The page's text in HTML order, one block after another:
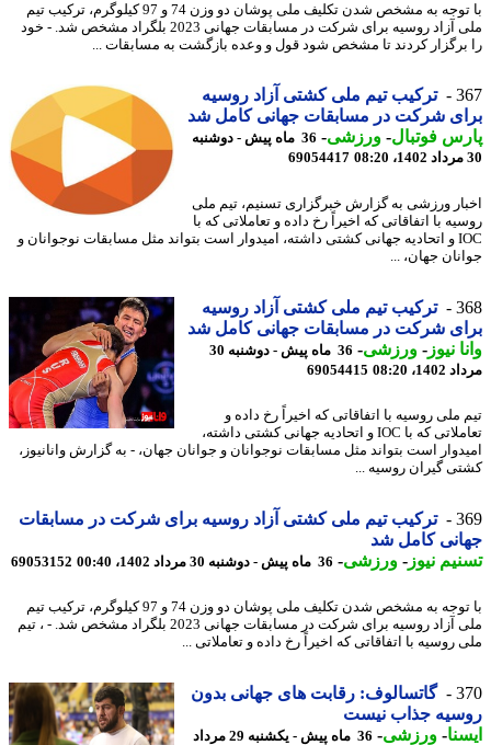
با توجه به مشخص شدن تکلیف ملی پوشان دو وزن 74 و 97 کیلوگرم، ترکیب تیم
ملی آزاد روسیه برای شرکت در مسابقات جهانی 2023 بلگراد مشخص شد. - خود
کردند تا مشخص شود قول و وعده بازگشت به مسابقات ...
ترکیب تیم ملی کشتی آزاد روسیه
شرکت در مسابقات جهانی کامل شد
فوتبال-ورزشی-
36 ماه پیش - دوشنبه
69054417
ورزشی به گزارش خبرگزاری تسنیم، تیم ملی
با اتفاقاتی که اخیراً رخ داده و تعاملاتی که با
IOC و اتحادیه جهانی کشتی داشته، امیدوار است بتواند مثل مسابقات نوجوانان و
جهان، ...
ترکیب تیم ملی کشتی آزاد روسیه
شرکت در مسابقات جهانی کامل شد
نیوز-ورزشی-
36 ماه پیش - دوشنبه 30
08:20
69054415
ملی روسیه با اتفاقاتی که اخیراً رخ داده و
تعاملاتی که با IOC و اتحادیه جهانی کشتی داشته،
است بتواند مثل مسابقات نوجوانان و جوانان جهان، - به گزارش وانانیوز،
گیران روسیه ...
ترکیب تیم ملی کشتی آزاد روسیه برای شرکت در مسابقات
کامل شد
نیوز-ورزشی-36 ماه پیش - دوشنبه 30 مرداد 1402، 00:40 69053152
با توجه به مشخص شدن تکلیف ملی پوشان دو وزن 74 و 97 کیلوگرم، ترکیب تیم
ملی آزاد روسیه برای شرکت در مسابقات جهانی 2023 بلگراد مشخص شد. - ، تیم
روسیه با اتفاقاتی که اخیراً رخ داده و تعاملاتی ...
گاتسالوف: رقابت های جهانی بدون
جذاب نیست
-ورزشی-
36 ماه پیش - یکشنبه 29 مرداد